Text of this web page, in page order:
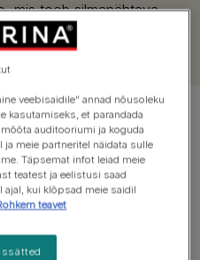
mis toob silmanähtava
Silmanähtava
homme
veebisaidile" annad nõusoleku
kasutamiseks, et parandada
auditooriumi ja koguda
meie partneritel näidata sulle
Täpsemat infot leiad meie
teatest ja eelistusi saad
kui klõpsad meie saidil
teavet